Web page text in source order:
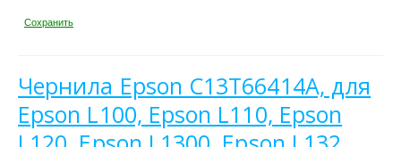
Сохранить
Чернила Epson C13T66414A, для
Epson L100, Epson L110, Epson